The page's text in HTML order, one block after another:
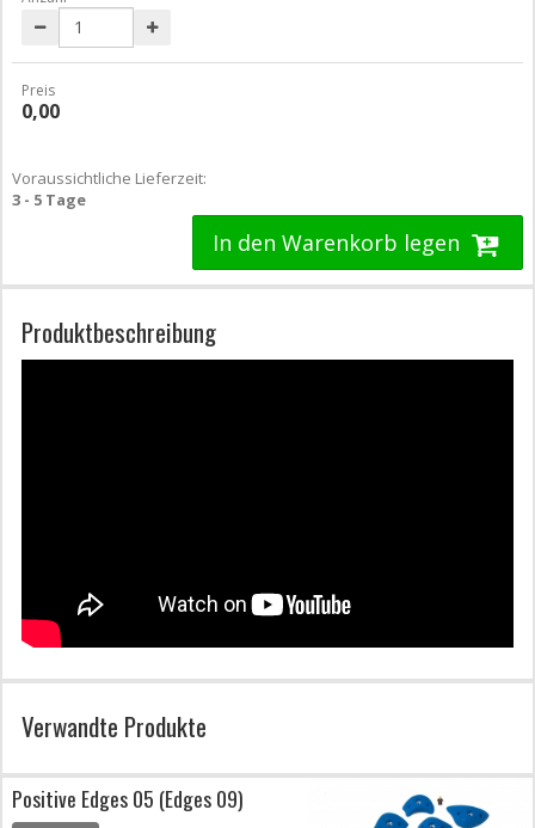
Preis
0,00
Voraussichtliche Lieferzeit:
3 - 5 Tage
In den Warenkorb legen
Produktbeschreibung
Verwandte Produkte
Positive Edges 05 (Edges 09)